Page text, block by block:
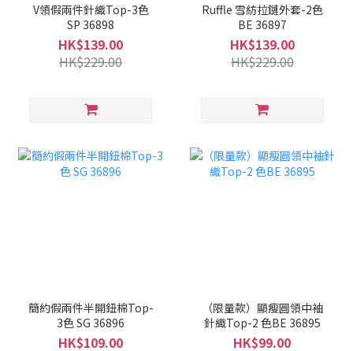
V領假兩件針織Top-3色
SP 36898
HK$139.00
HK$229.00
Ruffle 雪紡拉鏈外套-2色
BE 36897
HK$139.00
HK$229.00
簡約假兩件半開鈕棉Top-
3色 SG 36896
HK$109.00
（限量款）顯瘦圓領中袖
針織Top-2 色BE 36895
HK$99.00